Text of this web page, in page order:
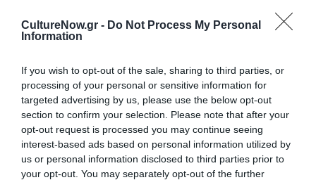
CultureNow.gr - Do Not Process My Personal
Information
If you wish to opt-out of the sale, sharing to third parties, or
processing of your personal or sensitive information for
targeted advertising by us, please use the below opt-out
section to confirm your selection. Please note that after your
opt-out request is processed you may continue seeing
interest-based ads based on personal information utilized by
us or personal information disclosed to third parties prior to
your opt-out. You may separately opt-out of the further
Έτσι θα βρεθεί στο μέσο του δρόμου να αναρωτιέται αν
έπραξε το σωστό, θα αυτοχαστουκιστεί και θα
κλίνει και τελικά ανακουφισμένος από την όλη αυτή
δοκιμασία θα πορευτεί τον δρόμο που με τόση
δυσκολία αποφάσισε να ακολουθήσει. Και θα αφήσει
πίσω του το ερώτημα που τον βασάνιζε: “Τι ήταν αυτό
που πάλευε με τη λύπηση και τον πυρετώδη του πόθο
και τον κρατούσε εκεί αδρανή πάνω στη ζεστή άμμο;”.